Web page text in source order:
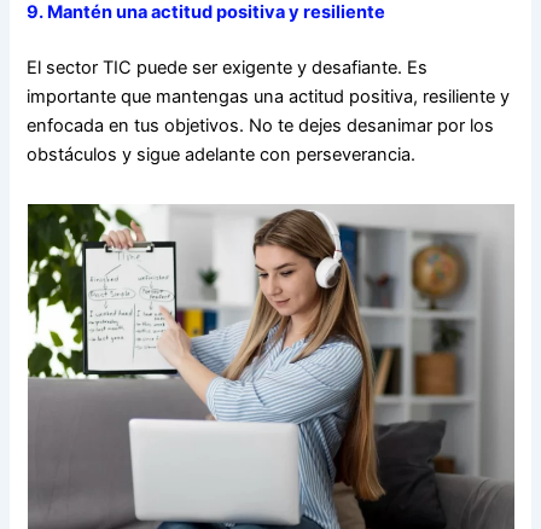
9. Mantén una actitud positiva y resiliente
El sector TIC puede ser exigente y desafiante. Es
importante que mantengas una actitud positiva, resiliente y
enfocada en tus objetivos. No te dejes desanimar por los
obstáculos y sigue adelante con perseverancia.